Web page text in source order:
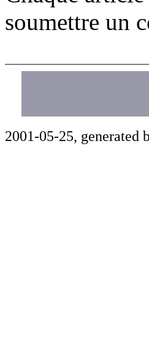
soumettre un
2001-05-25, generated